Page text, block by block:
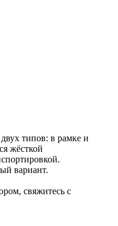
типов: в рамке и
жёсткой
вариант.
свяжитесь с